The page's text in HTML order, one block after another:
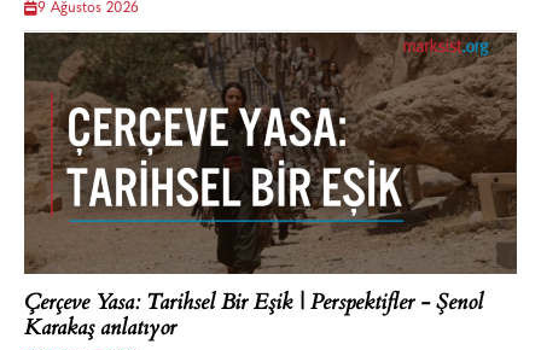
9 Ağustos 2026
Çerçeve Yasa: Tarihsel Bir Eşik | Perspektifler - Şenol
Karakaş anlatıyor